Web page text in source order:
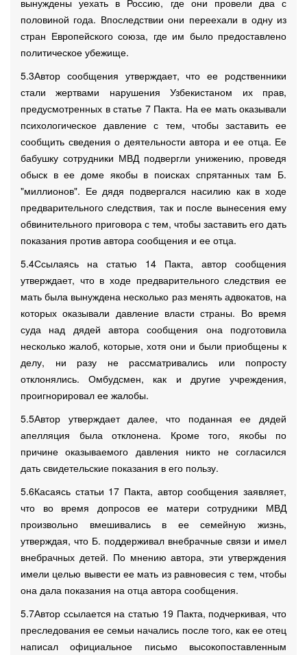
вынуждены уехать в Россию, где они провели два с
половиной года. Впоследствии они переехали в одну из
стран Европейского союза, где им было предоставлено
политическое убежище.
5.3Автор сообщения утверждает, что ее родственники
стали жертвами нарушения Узбекистаном их прав,
предусмотренных в статье 7 Пакта. На ее мать оказывали
психологическое давление с тем, чтобы заставить ее
сообщить сведения о деятельности автора и ее отца. Ее
бабушку сотрудники МВД подвергли унижению, проведя
обыск в ее доме якобы в поисках спрятанных там Б.
"миллионов". Ее дядя подвергался насилию как в ходе
предварительного следствия, так и после вынесения ему
обвинительного приговора с тем, чтобы заставить его дать
показания против автора сообщения и ее отца.
5.4Ссылаясь на статью 14 Пакта, автор сообщения
утверждает, что в ходе предварительного следствия ее
мать была вынуждена несколько раз менять адвокатов, на
которых оказывали давление власти страны. Во время
суда над дядей автора сообщения она подготовила
несколько жалоб, которые, хотя они и были приобщены к
делу, ни разу не рассматривались или попросту
отклонялись. Омбудсмен, как и другие учреждения,
проигнорировал ее жалобы.
5.5Автор утверждает далее, что поданная ее дядей
апелляция была отклонена. Кроме того, якобы по
причине оказываемого давления никто не согласился
дать свидетельские показания в его пользу.
5.6Касаясь статьи 17 Пакта, автор сообщения заявляет,
что во время допросов ее матери сотрудники МВД
произвольно вмешивались в ее семейную жизнь,
утверждая, что Б. поддерживал внебрачные связи и имел
внебрачных детей. По мнению автора, эти утверждения
имели целью вывести ее мать из равновесия с тем, чтобы
она дала показания на отца автора сообщения.
5.7Автор ссылается на статью 19 Пакта, подчеркивая, что
преследования ее семьи начались после того, как ее отец
написал официальное письмо высокопоставленным